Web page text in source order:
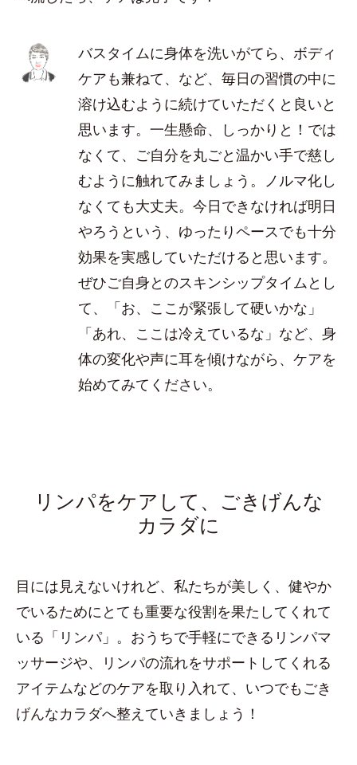
バスタイムに身体を洗いがてら、ボディ
ケアも兼ねて、など、毎日の習慣の中に
溶け込むように続けていただくと良いと
思います。一生懸命、しっかりと！では
なくて、ご自分を丸ごと温かい手で慈し
むように触れてみましょう。ノルマ化し
なくても大丈夫。今日できなければ明日
やろうという、ゆったりペースでも十分
効果を実感していただけると思います。
ぜひご自身とのスキンシップタイムとし
て、「お、ここが緊張して硬いかな」
「あれ、ここは冷えているな」など、身
体の変化や声に耳を傾けながら、ケアを
始めてみてください。
リンパをケアして、ごきげんな
カラダに
目には見えないけれど、私たちが美しく、健やか
でいるためにとても重要な役割を果たしてくれて
いる「リンパ」。おうちで手軽にできるリンパマ
ッサージや、リンパの流れをサポートしてくれる
アイテムなどのケアを取り入れて、いつでもごき
げんなカラダへ整えていきましょう！